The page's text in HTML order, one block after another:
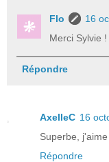
Flo
16
Merci Sylvie
Répondre
AxelleC 16
Superbe,
Répondre